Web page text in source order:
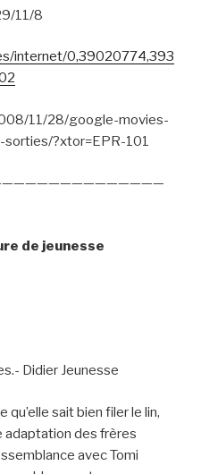
11/8
internet/0,39020774,393
11/28/google-movies-
sorties/?xtor=EPR-101
de jeunesse
Didier Jeunesse
qu’elle sait bien filer le lin,
adaptation des frères
avec Tomi